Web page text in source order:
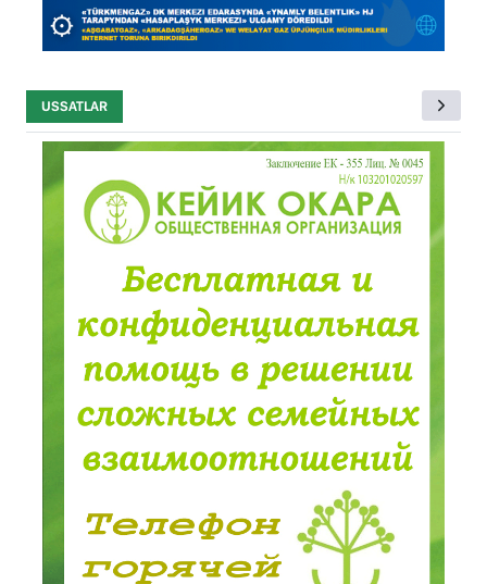
USSATLAR